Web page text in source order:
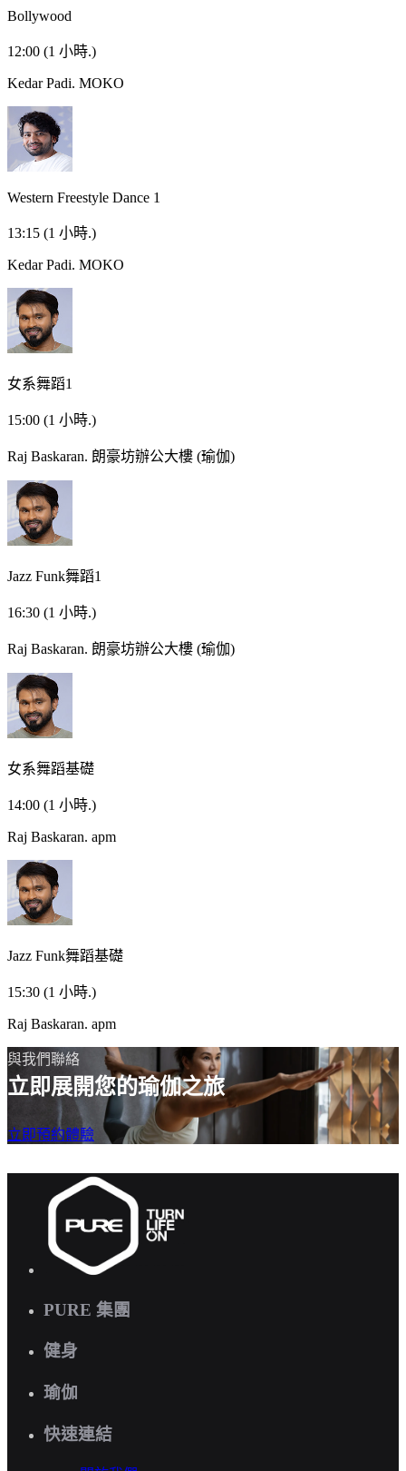
Bollywood
12:00 (1 小時.)
Kedar Padi. MOKO
Western Freestyle Dance 1
13:15 (1 小時.)
Kedar Padi. MOKO
女系舞蹈1
15:00 (1 小時.)
Raj Baskaran. 朗豪坊辦公大樓 (瑜伽)
Jazz Funk舞蹈1
16:30 (1 小時.)
Raj Baskaran. 朗豪坊辦公大樓 (瑜伽)
女系舞蹈基礎
14:00 (1 小時.)
Raj Baskaran. apm
Jazz Funk舞蹈基礎
15:30 (1 小時.)
Raj Baskaran. apm
與我們聯絡
立即展開您的瑜伽之旅
立即預約體驗
PURE 集團
健身
瑜伽
快速連結